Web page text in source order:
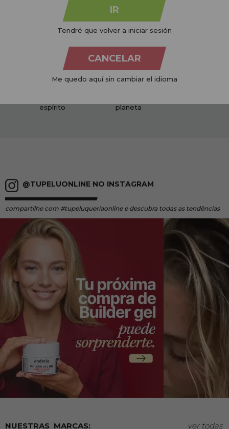
PAGAMENTOS 100%
espírito
PRODUTOS
planeta
@TUPELUONLINE NO INSTAGRAM
compartilhe com #tupeluqueriaonline e descubra todas as tendências
MARCAS: ver todas
IR
Tendré que volver a iniciar sesión
CANCELAR
Me quedo aquí sin cambiar el idioma